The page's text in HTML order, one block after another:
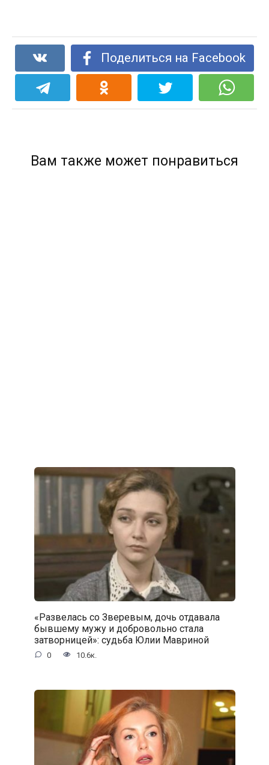
Поделиться на Facebook
Вам также может понравиться
«Развелась со Зверевым, дочь отдавала
бывшему мужу и добровольно стала
затворницей»: судьба Юлии Мавриной
0 10.6к.